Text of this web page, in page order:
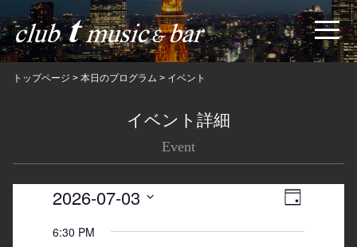
トップページ > 本日のプログラム > イベント
イベント詳細
Event
Views
Event
日
2026-07-03
date.
6:30 PM